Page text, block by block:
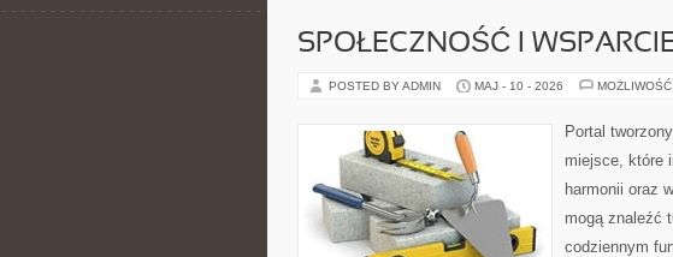
SPOŁECZNOŚĆ I
POSTED BY ADMIN MAJ - 10 - 2026
Portal
miejsce, które
harmonii oraz
mogą znaleźć
codziennym